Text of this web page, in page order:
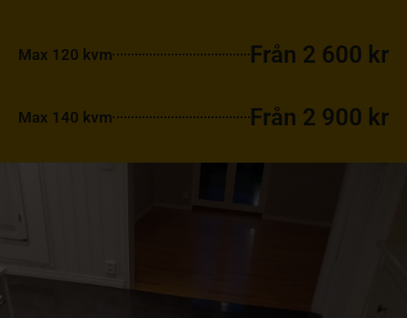
Max 120 kvm Från 2 600 kr
Max 140 kvm Från 2 900 kr